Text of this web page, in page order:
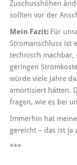
Zuschusshöhen
sollten vor der
Mein Fazit: Für
Stromanschluss ist
technisch
geringen
würde viele Jahre
amortisiert hätten.
fragen, wie es bei
Immerhin hat
gereicht – das ist ja
***